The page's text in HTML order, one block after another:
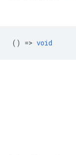
() => void